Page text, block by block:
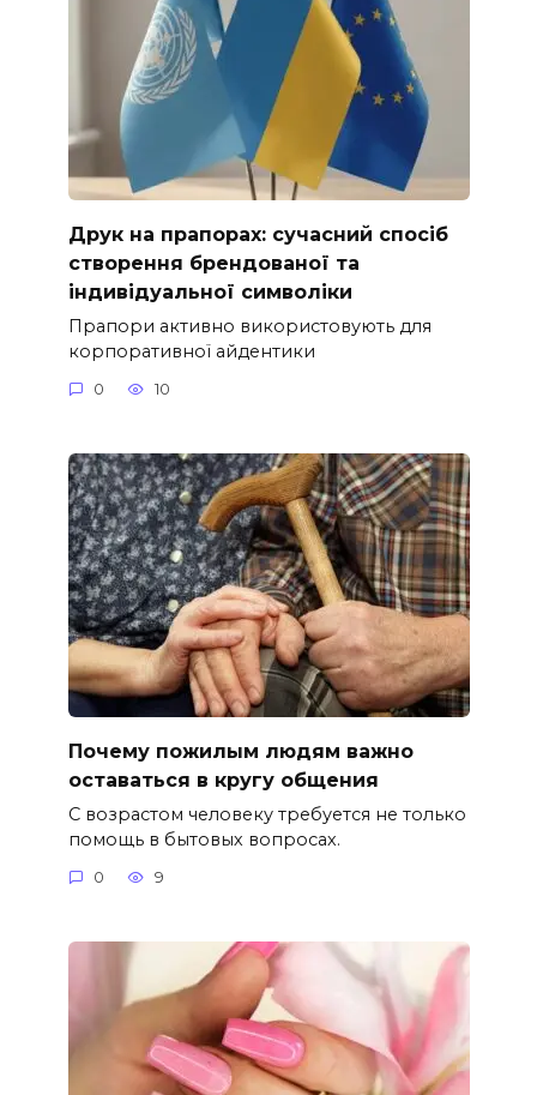
Друк на прапорах: сучасний спосіб
створення брендованої та
індивідуальної символіки
Прапори активно використовують для
корпоративної айдентики
0 10
Почему пожилым людям важно
оставаться в кругу общения
С возрастом человеку требуется не только
помощь в бытовых вопросах.
0 9